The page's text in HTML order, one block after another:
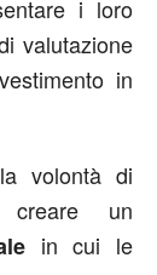
i loro
valutazione
in
volontà di
creare un
in cui le